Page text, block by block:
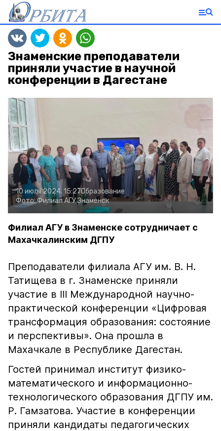
Знаменские преподаватели
приняли участие в научной
конференции в Дагестане
10 июля 2024, 15:27Образование
Фото:Филиал АГУ Знаменск
Филиал АГУ в Знаменске сотрудничает с
Махачкалинским ДГПУ
Преподаватели филиала АГУ им. В. Н.
Татищева в г. Знаменске приняли
участие в III Международной научно-
практической конференции «Цифровая
трансформация образования: состояние
и перспективы». Она прошла в
Махачкале в Республике Дагестан.
Гостей принимал институт физико-
математического и информационно-
технологического образования ДГПУ им.
Р. Гамзатова. Участие в конференции
приняли кандидаты педагогических